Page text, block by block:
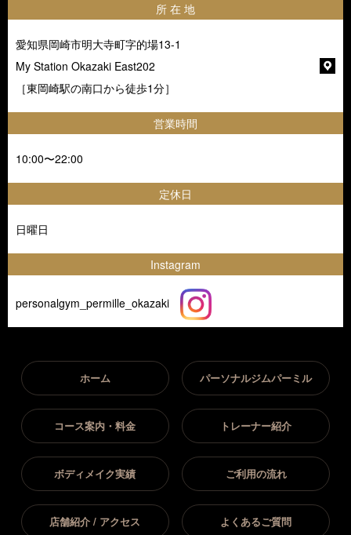
所 在 地
愛知県岡崎市明大寺町字的場13-1
My Station Okazaki East202
［東岡崎駅の南口から徒歩1分］
営業時間
10:00〜22:00
定休日
日曜日
Instagram
personalgym_permille_okazaki
ホーム パーソナルジムパーミル
コース案内・料金 トレーナー紹介
ボディメイク実績 ご利用の流れ
店舗紹介 / アクセス よくあるご質問